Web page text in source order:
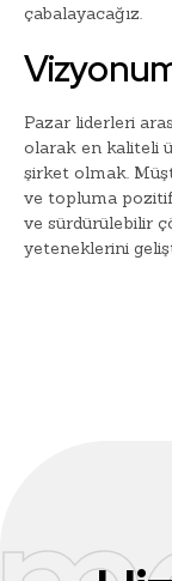
çabalayacağız.
Pazar liderleri
olarak en kaliteli
şirket olmak.
ve topluma
ve sürdürülebilir
yeteneklerini